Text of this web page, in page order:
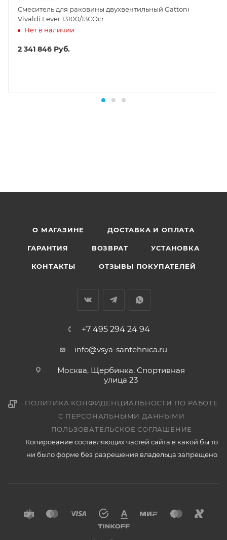
Смеситель для раковины двухвентильный Gattoni
Vivaldi Lever 13100/13COcr
Нет в наличии
2 341 846 Руб.
О МАГАЗИНЕ ДОСТАВКА И ОПЛАТА
ГАРАНТИЯ ВОЗВРАТ УСТАНОВКА
КОНТАКТЫ ОТЗЫВЫ ПОКУПАТЕЛЕЙ
+7 495 294 24 94
info@vsya-santehnica.ru
Москва, Щербинка, Спортивная
улица 23
ПОЛИТИКА КОНФИДЕНЦИАЛЬНОСТИ ПО РАБОТЕ
С ПЕРСОНАЛЬНЫМИ ДАННЫМИ
ПОЛЬЗОВАТЕЛЬСКОЕ СОГЛАШЕНИЕ
Копирование составляющих частей сайта в какой бы то
ни было форме без разрешения владельца запрещено